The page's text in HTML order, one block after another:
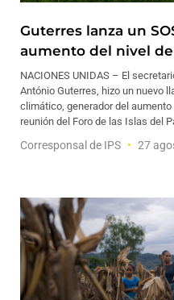
Guterres lanza un
aumento del nivel
NACIONES UNIDAS – El
António Guterres, hizo un nuevo
climático, generador del
reunión del Foro de las Islas del
Corresponsal de IPS 27